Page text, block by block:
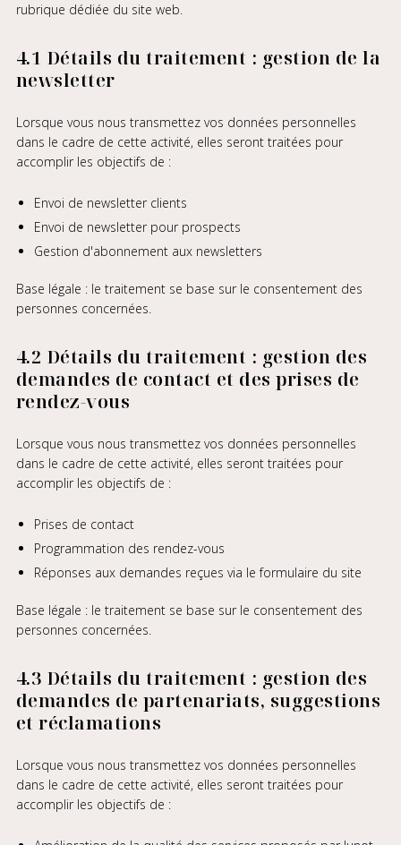
rubrique dédiée du site web.
4.1 Détails du traitement : gestion de la
newsletter
Lorsque vous nous transmettez vos données personnelles
dans le cadre de cette activité, elles seront traitées pour
accomplir les objectifs de :
Envoi de newsletter clients
Envoi de newsletter pour prospects
Gestion d'abonnement aux newsletters
Base légale : le traitement se base sur le consentement des
personnes concernées.
4.2 Détails du traitement : gestion des
demandes de contact et des prises de
rendez-vous
Lorsque vous nous transmettez vos données personnelles
dans le cadre de cette activité, elles seront traitées pour
accomplir les objectifs de :
Prises de contact
Programmation des rendez-vous
Réponses aux demandes reçues via le formulaire du site
Base légale : le traitement se base sur le consentement des
personnes concernées.
4.3 Détails du traitement : gestion des
demandes de partenariats, suggestions
et réclamations
Lorsque vous nous transmettez vos données personnelles
dans le cadre de cette activité, elles seront traitées pour
accomplir les objectifs de :